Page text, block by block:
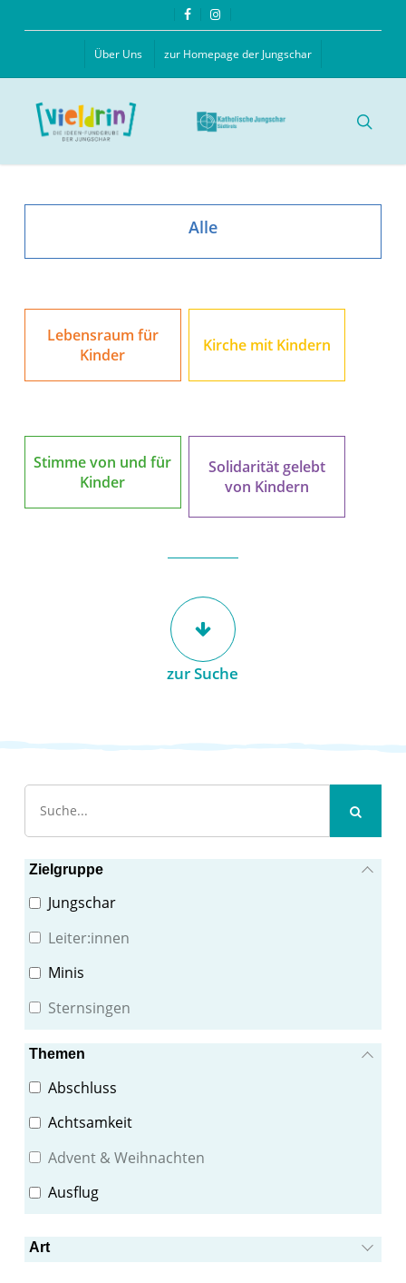
facebookinstagram
Über Uns zur Homepage der Jungschar
Alle
Lebensraum für
Kinder
Kirche mit Kindern
Stimme von und für
Kinder
Solidarität gelebt
von Kindern
zur Suche
Zielgruppe
Jungschar
Leiter:innen
Minis
Sternsingen
Themen
Abschluss
Achtsamkeit
Advent & Weihnachten
Ausflug
Art